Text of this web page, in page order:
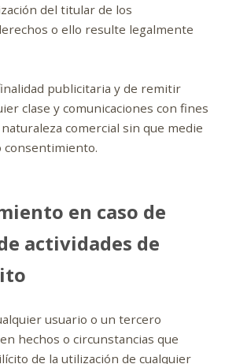
del titular de los
o ello resulte legalmente
publicitaria y de remitir
clase y comunicaciones con fines
comercial sin que medie
consentimiento.
en caso de
actividades de
usuario o un tercero
hechos o circunstancias que
de la utilización de cualquier